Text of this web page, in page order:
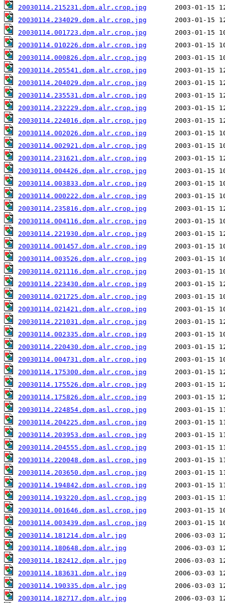
20030114.215231.dpm.alr.crop.jpg
20030114.234029.dpm.alr.crop.jpg
20030114.001723.dpm.alr.crop.jpg
20030114.010226.dpm.alr.crop.jpg
20030114.000826.dpm.alr.crop.jpg
20030114.205541.dpm.alr.crop.jpg
20030114.204029.dpm.alr.crop.jpg
20030114.235531.dpm.alr.crop.jpg
20030114.232229.dpm.alr.crop.jpg
20030114.224016.dpm.alr.crop.jpg
20030114.002026.dpm.alr.crop.jpg
20030114.002921.dpm.alr.crop.jpg
20030114.231621.dpm.alr.crop.jpg
20030114.004426.dpm.alr.crop.jpg
20030114.003833.dpm.alr.crop.jpg
20030114.000222.dpm.alr.crop.jpg
20030114.235816.dpm.alr.crop.jpg
20030114.004116.dpm.alr.crop.jpg
20030114.221930.dpm.alr.crop.jpg
20030114.001457.dpm.alr.crop.jpg
20030114.003526.dpm.alr.crop.jpg
20030114.021116.dpm.alr.crop.jpg
20030114.223430.dpm.alr.crop.jpg
20030114.021725.dpm.alr.crop.jpg
20030114.021421.dpm.alr.crop.jpg
20030114.221031.dpm.alr.crop.jpg
20030114.002335.dpm.alr.crop.jpg
20030114.220430.dpm.alr.crop.jpg
20030114.004731.dpm.alr.crop.jpg
20030114.175300.dpm.alr.crop.jpg
20030114.175526.dpm.alr.crop.jpg
20030114.175826.dpm.alr.crop.jpg
20030114.224854.dpm.asl.crop.jpg
20030114.204225.dpm.asl.crop.jpg
20030114.203953.dpm.asl.crop.jpg
20030114.204555.dpm.asl.crop.jpg
20030114.220048.dpm.asl.crop.jpg
20030114.203650.dpm.asl.crop.jpg
20030114.194842.dpm.asl.crop.jpg
20030114.193220.dpm.asl.crop.jpg
20030114.001646.dpm.asl.crop.jpg
20030114.003439.dpm.asl.crop.jpg
20030114.181214.dpm.alr.jpg
20030114.180648.dpm.alr.jpg
20030114.182412.dpm.alr.jpg
20030114.183631.dpm.alr.jpg
20030114.190335.dpm.alr.jpg
20030114.182717.dpm.alr.jpg